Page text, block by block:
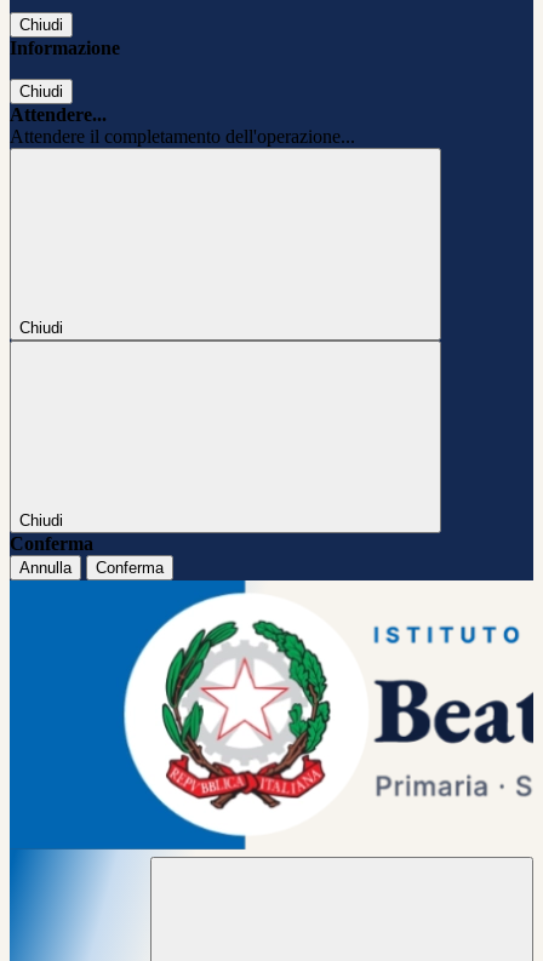
Chiudi
Informazione
Chiudi
Attendere...
Attendere il completamento dell'operazione...
Chiudi
Chiudi
Conferma
Annulla Conferma